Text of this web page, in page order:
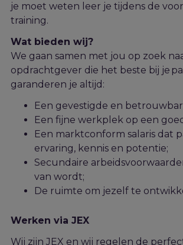
je moet weten leer je tijdens de
training.
Wat bieden wij?
We gaan samen met jou op zoek
opdrachtgever die het beste bij je
garanderen je altijd:
Een gevestigde en
Een fijne werkplek op een
Een marktconform salaris dat
ervaring, kennis en potentie;
Secundaire
van wordt;
De ruimte om jezelf te
Werken via JEX
Wij zijn JEX en wij regelen de